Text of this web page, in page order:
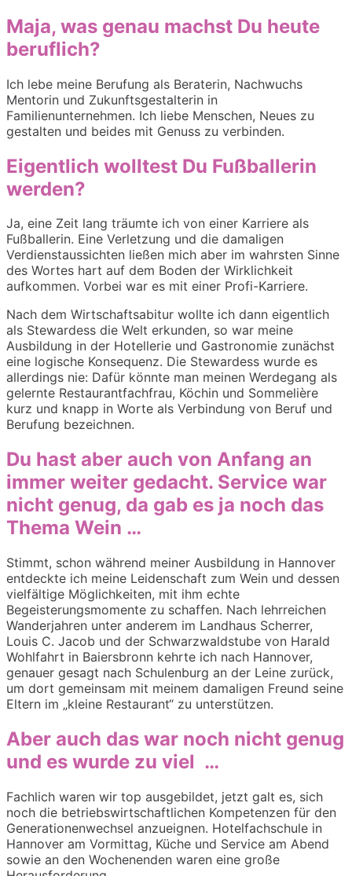
Maja, was genau machst Du heute
beruflich?
Ich lebe meine Berufung als Beraterin, Nachwuchs
Mentorin und Zukunftsgestalterin in
Familienunternehmen. Ich liebe Menschen, Neues zu
gestalten und beides mit Genuss zu verbinden.
Eigentlich wolltest Du Fußballerin
werden?
Ja, eine Zeit lang träumte ich von einer Karriere als
Fußballerin. Eine Verletzung und die damaligen
Verdienstaussichten ließen mich aber im wahrsten Sinne
des Wortes hart auf dem Boden der Wirklichkeit
aufkommen. Vorbei war es mit einer Profi-Karriere.
Nach dem Wirtschaftsabitur wollte ich dann eigentlich
als Stewardess die Welt erkunden, so war meine
Ausbildung in der Hotellerie und Gastronomie zunächst
eine logische Konsequenz. Die Stewardess wurde es
allerdings nie: Dafür könnte man meinen Werdegang als
gelernte Restaurantfachfrau, Köchin und Sommelière
kurz und knapp in Worte als Verbindung von Beruf und
Berufung bezeichnen.
Du hast aber auch von Anfang an
immer weiter gedacht. Service war
nicht genug, da gab es ja noch das
Thema Wein …
Stimmt, schon während meiner Ausbildung in Hannover
entdeckte ich meine Leidenschaft zum Wein und dessen
vielfältige Möglichkeiten, mit ihm echte
Begeisterungsmomente zu schaffen. Nach lehrreichen
Wanderjahren unter anderem im Landhaus Scherrer,
Louis C. Jacob und der Schwarzwaldstube von Harald
Wohlfahrt in Baiersbronn kehrte ich nach Hannover,
genauer gesagt nach Schulenburg an der Leine zurück,
um dort gemeinsam mit meinem damaligen Freund seine
Eltern im „kleine Restaurant“ zu unterstützen.
Aber auch das war noch nicht genug
und es wurde zu viel …
Fachlich waren wir top ausgebildet, jetzt galt es, sich
noch die betriebswirtschaftlichen Kompetenzen für den
Generationenwechsel anzueignen. Hotelfachschule in
Hannover am Vormittag, Küche und Service am Abend
sowie an den Wochenenden waren eine große